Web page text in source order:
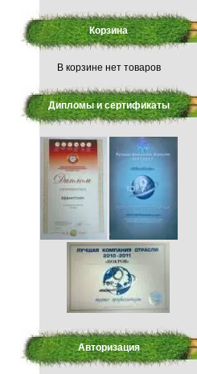
Корзина
В корзине нет товаров
Дипломы и сертификаты
Авторизация